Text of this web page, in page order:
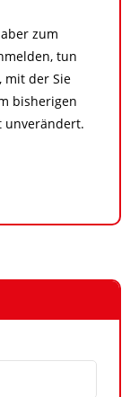
zum
tun
mit der Sie
bisherigen
unverändert.